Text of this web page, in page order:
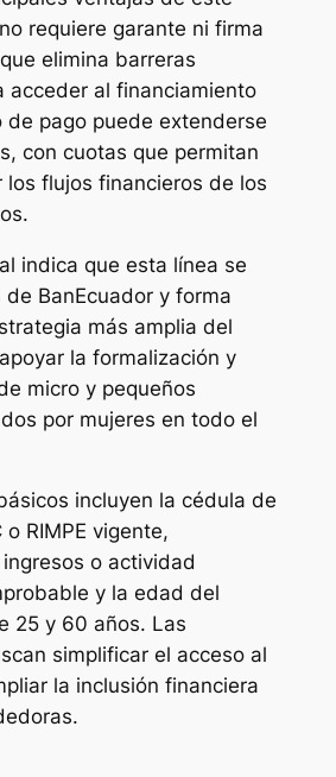
requiere garante ni firma
elimina barreras
acceder al financiamiento
de pago puede extenderse
con cuotas que permitan
los flujos financieros de los
indica que esta línea se
BanEcuador y forma
más amplia del
la formalización y
micro y pequeños
por mujeres en todo el
incluyen la cédula de
RIMPE vigente,
o actividad
y la edad del
25 y 60 años. Las
simplificar el acceso al
la inclusión financiera